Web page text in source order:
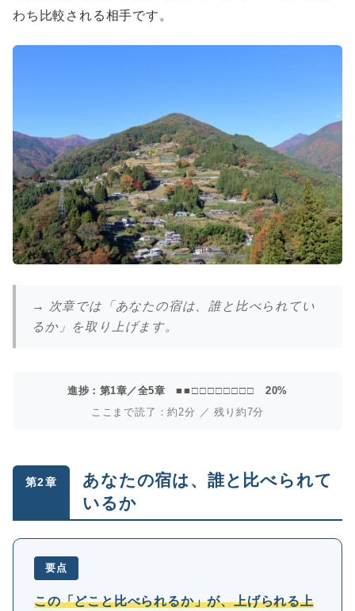
わち比較される相手です。
→ 次章では「あなたの宿は、誰と比べられてい
るか」を取り上げます。
進捗：第1章／全5章■■□□□□□□□□
20%
ここまで読了：約2分 ／ 残り約7分
第2章
あなたの宿は、誰と比べられて
いるか
要点
この「どこと比べられるか」が、上げられる上